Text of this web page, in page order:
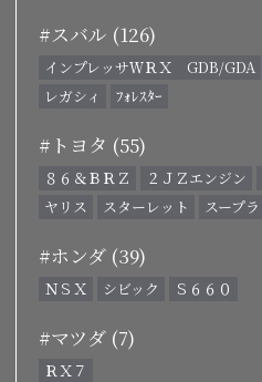
#スバル (126)
インプレッサＷＲＸ GDB/GDA
レガシィ
ﾌｫﾚｽﾀｰ
#トヨタ (55)
８６＆ＢＲＺ ２ＪＺエンジン
ヤリス
スターレット スープラ
#ホンダ (39)
ＮＳＸ シビック Ｓ６６０
#マツダ (7)
ＲＸ７